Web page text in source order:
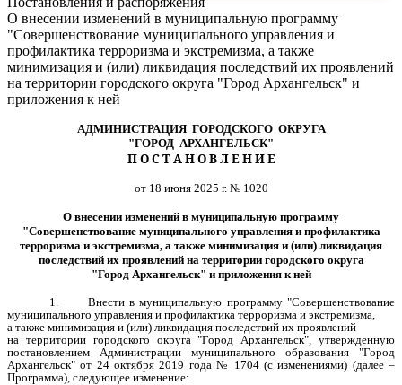
О внесении изменений в муниципальную программу
"Совершенствование муниципального управления и
профилактика терроризма и экстремизма, а также
минимизация и (или) ликвидация последствий их проявлений
на территории городского округа "Город Архангельск" и
приложения к ней
АДМИНИСТРАЦИЯ ГОРОДСКОГО ОКРУГА
"ГОРОД АРХАНГЕЛЬСК"
П О С Т А Н О В Л Е Н И Е
от 18 июня 2025 г. № 1020
О внесении изменений в муниципальную программу
"Совершенствование муниципального управления и профилактика
терроризма и экстремизма, а также минимизация и (или) ликвидация
последствий их проявлений на территории городского округа
"Город Архангельск" и приложения к ней
1. Внести в муниципальную программу "Совершенствование
муниципального управления и профилактика терроризма и экстремизма,
а также минимизация и (или) ликвидация последствий их проявлений
на территории городского округа "Город Архангельск", утвержденную
постановлением Администрации муниципального образования "Город
Архангельск" от 24 октября 2019 года № 1704 (с изменениями) (далее –
Программа), следующее изменение: